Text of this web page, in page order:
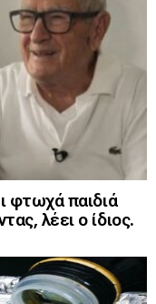
φτωχά παιδιά
λέει ο ίδιος.